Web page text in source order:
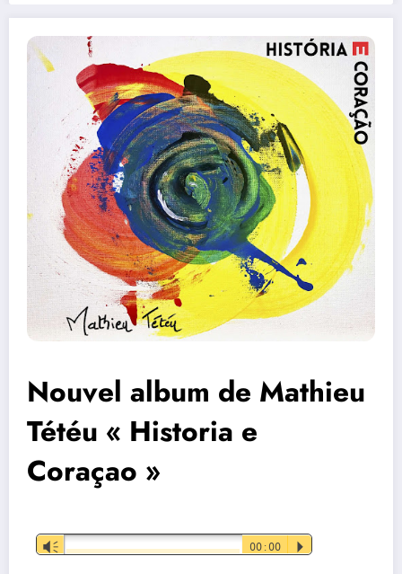
Nouvel album de Mathieu
Tétéu « Historia e
Coraçao »
Lecteur
audio
Vm 00:00 P